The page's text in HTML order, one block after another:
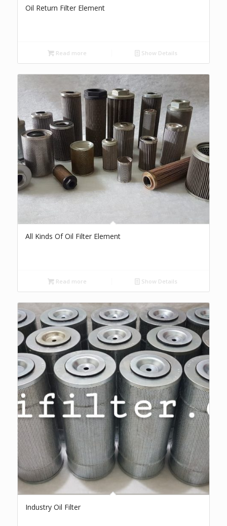
Oil Return Filter Element
Read more Show Details
All Kinds Of Oil Filter Element
Read more Show Details
Industry Oil Filter